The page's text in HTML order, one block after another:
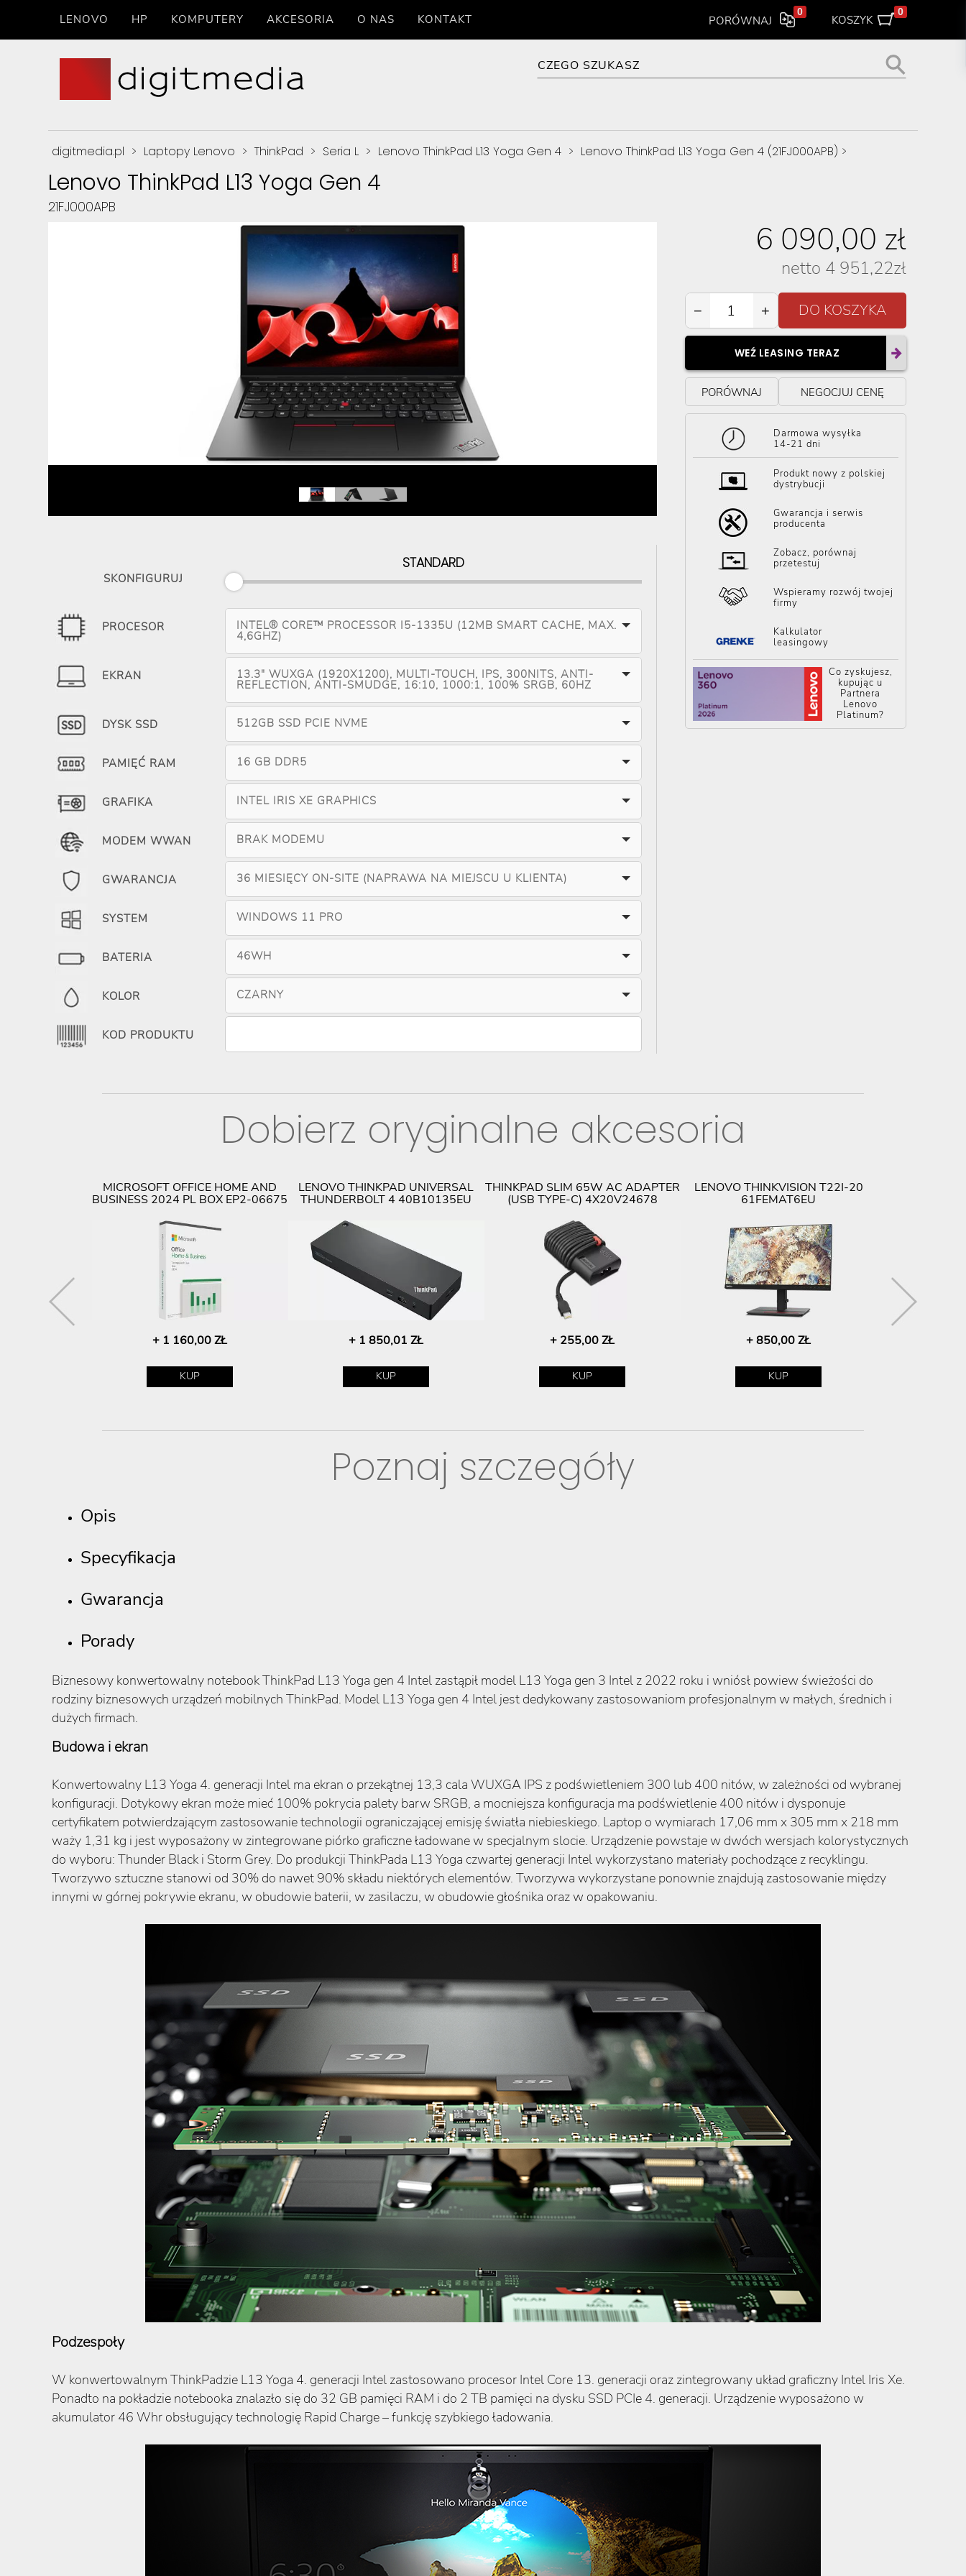
LENOVO HP KOMPUTERY AKCESORIA O NAS KONTAKT PORÓWNAJ
0
KOSZYK
0
digitmedia.pl > Laptopy Lenovo > ThinkPad > Seria L > Lenovo ThinkPad L13 Yoga Gen 4 > Lenovo ThinkPad L13 Yoga Gen 4 (21FJ000APB) >
Lenovo ThinkPad L13 Yoga Gen 4
21FJ000APB
6 090,00 zł
netto 4 951,22zł
− +
WEŹ LEASING TERAZ
PORÓWNAJ NEGOCJUJ CENĘ
Darmowa wysyłka
14-21 dni
Produkt nowy z polskiej
dystrybucji
Gwarancja i serwis
producenta
Zobacz, porównaj
przetestuj
Wspieramy rozwój twojej
firmy
Kalkulator
leasingowy
Co zyskujesz,
kupując u
Partnera
Lenovo
Platinum?
SKONFIGURUJ
STANDARD
PROCESOR INTEL® CORE™ PROCESSOR I5-1335U (12MB SMART CACHE, MAX.
4,6GHZ)
EKRAN 13.3" WUXGA (1920X1200), MULTI-TOUCH, IPS, 300NITS, ANTI-
REFLECTION, ANTI-SMUDGE, 16:10, 1000:1, 100% SRGB, 60HZ
DYSK SSD 512GB SSD PCIE NVME
PAMIĘĆ RAM 16 GB DDR5
GRAFIKA INTEL IRIS XE GRAPHICS
MODEM WWAN BRAK MODEMU
GWARANCJA 36 MIESIĘCY ON-SITE (NAPRAWA NA MIEJSCU U KLIENTA)
SYSTEM WINDOWS 11 PRO
BATERIA 46WH
KOLOR CZARNY
KOD PRODUKTU
Dobierz oryginalne akcesoria
MICROSOFT OFFICE HOME AND
BUSINESS 2024 PL BOX EP2-06675
+ 1 160,00 ZŁ
KUP
LENOVO THINKPAD UNIVERSAL
THUNDERBOLT 4 40B10135EU
+ 1 850,01 ZŁ
KUP
THINKPAD SLIM 65W AC ADAPTER
(USB TYPE-C) 4X20V24678
+ 255,00 ZŁ
KUP
LENOVO THINKVISION T22I-20
61FEMAT6EU
+ 850,00 ZŁ
KUP
Poznaj szczegóły
Opis
Specyfikacja
Gwarancja
Porady
Biznesowy konwertowalny notebook ThinkPad L13 Yoga gen 4 Intel zastąpił model L13 Yoga gen 3 Intel z 2022 roku i wniósł powiew świeżości do
rodziny biznesowych urządzeń mobilnych ThinkPad. Model L13 Yoga gen 4 Intel jest dedykowany zastosowaniom profesjonalnym w małych, średnich i
dużych firmach.
Budowa i ekran
Konwertowalny L13 Yoga 4. generacji Intel ma ekran o przekątnej 13,3 cala WUXGA IPS z podświetleniem 300 lub 400 nitów, w zależności od wybranej
konfiguracji. Dotykowy ekran może mieć 100% pokrycia palety barw SRGB, a mocniejsza konfiguracja ma podświetlenie 400 nitów i dysponuje
certyfikatem potwierdzającym zastosowanie technologii ograniczającej emisję światła niebieskiego. Laptop o wymiarach 17,06 mm x 305 mm x 218 mm
waży 1,31 kg i jest wyposażony w zintegrowane piórko graficzne ładowane w specjalnym slocie. Urządzenie powstaje w dwóch wersjach kolorystycznych
do wyboru: Thunder Black i Storm Grey. Do produkcji ThinkPada L13 Yoga czwartej generacji Intel wykorzystano materiały pochodzące z recyklingu.
Tworzywo sztuczne stanowi od 30% do nawet 90% składu niektórych elementów. Tworzywa wykorzystane ponownie znajdują zastosowanie między
innymi w górnej pokrywie ekranu, w obudowie baterii, w zasilaczu, w obudowie głośnika oraz w opakowaniu.
Podzespoły
W konwertowalnym ThinkPadzie L13 Yoga 4. generacji Intel zastosowano procesor Intel Core 13. generacji oraz zintegrowany układ graficzny Intel Iris Xe.
Ponadto na pokładzie notebooka znalazło się do 32 GB pamięci RAM i do 2 TB pamięci na dysku SSD PCIe 4. generacji. Urządzenie wyposażono w
akumulator 46 Whr obsługujący technologię Rapid Charge – funkcję szybkiego ładowania.